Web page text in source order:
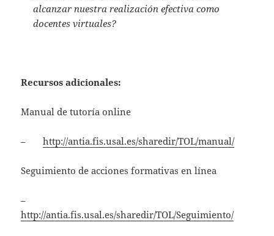
alcanzar nuestra realización efectiva como
docentes virtuales?
Recursos adicionales:
Manual de tutoría online
–http://antia.fis.usal.es/sharedir/TOL/manual/
Seguimiento de acciones formativas en línea
–
http://antia.fis.usal.es/sharedir/TOL/Seguimiento/